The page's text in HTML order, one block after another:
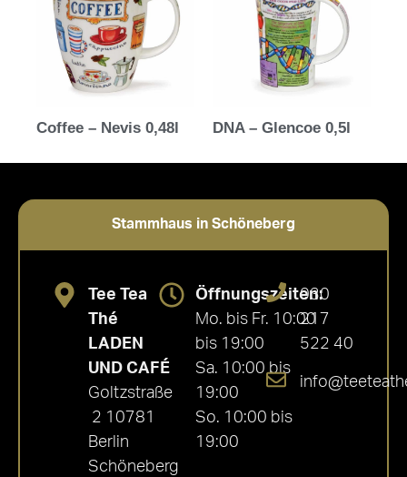
Coffee – Nevis 0,48l DNA – Glencoe 0,5l
Stammhaus in Schöneberg
Tee Tea
Thé
LADEN
UND CAFÉ
Goltzstraße
2 10781
Berlin
Schöneberg
Öffnungszeiten:
Mo. bis Fr. 10:00
bis 19:00
Sa. 10:00 bis
19:00
So. 10:00 bis
19:00
030
217
522 40